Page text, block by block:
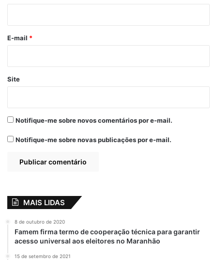
*
E-mail *
Site
Notifique-me sobre novos comentários por e-mail.
Notifique-me sobre novas publicações por e-mail.
MAIS LIDAS
8 de outubro de 2020
Famem firma termo de cooperação técnica para garantir
acesso universal aos eleitores no Maranhão
15 de setembro de 2021